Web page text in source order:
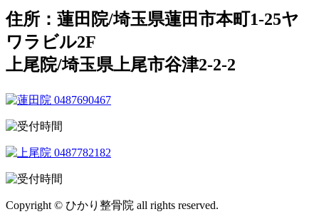
住所：蓮田院/埼玉県蓮田市本町1-25ヤ
ワラビル2F
上尾院/埼玉県上尾市谷津2-2-2
Copyright © ひかり整骨院 all rights reserved.